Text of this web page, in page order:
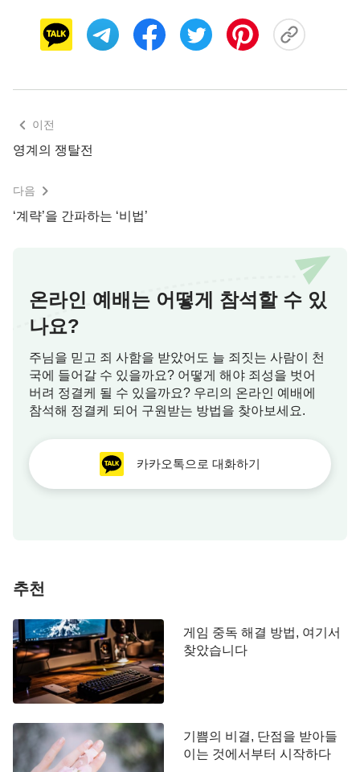
며칠 후, 저는 복음을 전하고 즐거운 마음으로 집
이 다급하게 뛰어와 저에게 손짓하며 말했습니다.
“왜 이제야 오는 거예요? 일 났어요! 당신 아들 친구
러 왔었어요. 그게 시동이 걸리지 않자 소유가 경운
기를 몰고 와서 오토바이자전거를 끌었는데 몇 번 움
직이더니 꿈쩍도 않았어요. 마침 소호(小胡)도 있었
는데 그게 어떻게 해도 시동이 걸리지 않자 거기에
직접 올라가 기어이 시동을 걸려고 했어요. 결국 소
유(小劉)가 경운기에 올라가 기어를 5단에 놓고 세게
시동을 걸었죠. 그런데, 중간의 철 케이블이 끊어지
면서 튕겨 나와 오토바이자전거 위에 앉아 있던 소호
(小胡)의 관자놀이를 쳐서 순식간에 피가 줄줄 흘러
내렸어요. …… 지금 소호는 이미 병원으로 실려 갔
어요.” 그 말을 듣는 순간, 저는 머리가 백지 상태가
도를 하고 나자
서 성령의 충만함을 입어 요단강에서 돌아오사 광야
에서 사십일 동안 성령에게 이끌리시며 마귀에게 시
험을 받으시더라”(누가복음4:1~2) 이 말씀이 떠오르
니 저는 자매가 이전에 교통했던 영계의 싸움에 관한
진리가 문득 생각나, 그 일은 바로 사탄의 시험이고
탄치 못한 일을 빌미로 저로 하나님을 원망하고 멀리
하게 하며, 하나님을 따르지 못하도록 하려고 한 것
이전
영계의 쟁탈전
다음
‘계략’을 간파하는 ‘비법’
온라인 예배는 어떻게 참석할 수 있
나요?
주님을 믿고 죄 사함을 받았어도 늘 죄짓는 사람이 천
국에 들어갈 수 있을까요? 어떻게 해야 죄성을 벗어
버려 정결케 될 수 있을까요? 우리의 온라인 예배에
참석해 정결케 되어 구원받는 방법을 찾아보세요.
카카오톡으로 대화하기
추천
게임 중독 해결 방법, 여기서
찾았습니다
기쁨의 비결, 단점을 받아들
이는 것에서부터 시작하다